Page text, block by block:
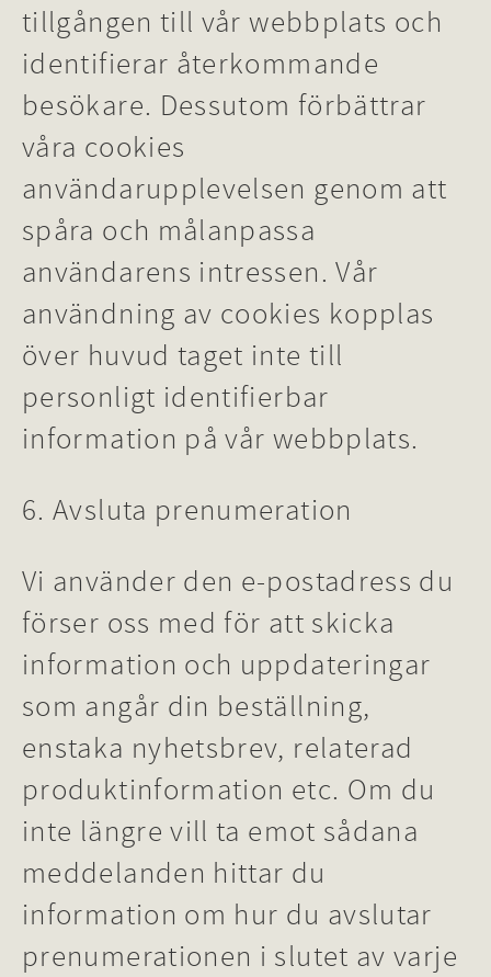
tillgången till vår webbplats och
identifierar återkommande
besökare. Dessutom förbättrar
våra cookies
användarupplevelsen genom att
spåra och målanpassa
användarens intressen. Vår
användning av cookies kopplas
över huvud taget inte till
personligt identifierbar
information på vår webbplats.
6. Avsluta prenumeration
Vi använder den e-postadress du
förser oss med för att skicka
information och uppdateringar
som angår din beställning,
enstaka nyhetsbrev, relaterad
produktinformation etc. Om du
inte längre vill ta emot sådana
meddelanden hittar du
information om hur du avslutar
prenumerationen i slutet av varje